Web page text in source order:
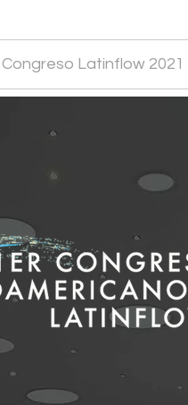
Congreso Latinflow 2021